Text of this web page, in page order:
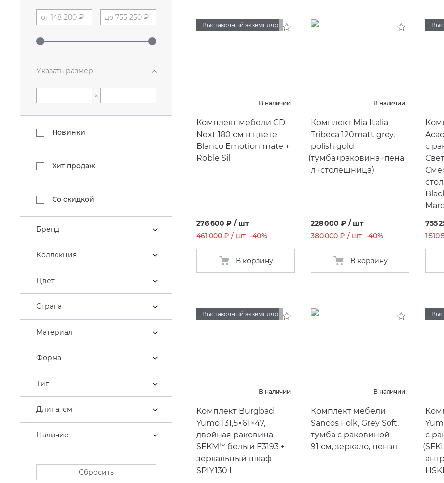
Указать размер
×
Новинки
Хит продаж
Со скидкой
Бренд
Коллекция
Цвет
Страна
Материал
Форма
Тип
Длина, см
Наличие
Сбросить
Выставочный экземпляр
В наличии
Комплект мебели GD
Next 180 см в цвете:
Blanco Emotion mate +
Roble Sil
276 600 ₽ / шт
461 000 ₽ / шт -40%
В корзину
В наличии
Комплект Mia Italia
Tribeca 120matt grey,
polish gold
(тумба+раковина+пена
л+столешница)
228 000 ₽ / шт
380 000 ₽ / шт -40%
В корзину
с
755
1
Выставочный экземпляр
В наличии
Комплект Burgbad
Yumo 131,5×61×47,
двойная раковина
SFKM132 белый F3193 +
зеркальный шкаф
SPIY130 L
В наличии
Комплект мебели
Sancos Folk, Grey Soft,
тумба с раковиной
91 см, зеркало, пенал
с
(